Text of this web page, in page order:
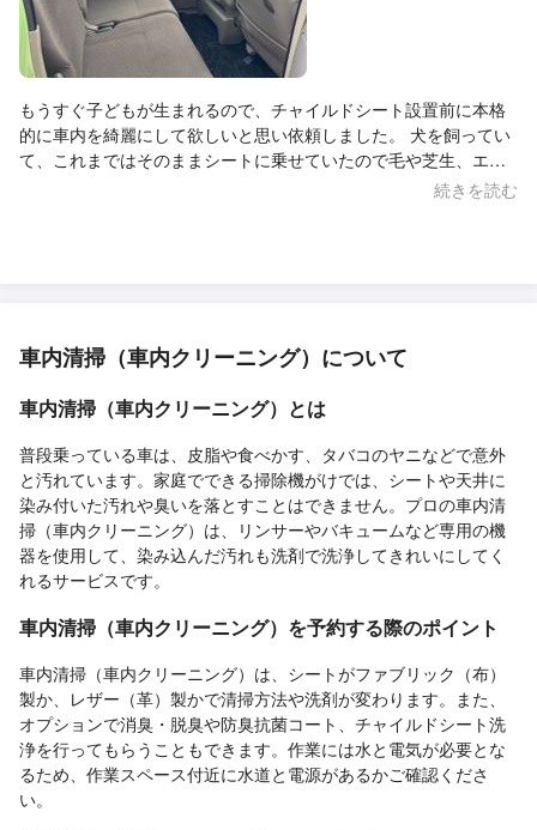
もうすぐ子どもが生まれるので、チャイルドシート設置前に本格
的に車内を綺麗にして欲しいと思い依頼しました。 犬を飼ってい
て、これまではそのままシートに乗せていたので毛や芝生、エサ
などでかなり汚れていて、4時間ほどかけて座席まで外して車内丸
続きを読む
車内清掃（車内クリーニング）について
車内清掃（車内クリーニング）とは
普段乗っている車は、皮脂や食べかす、タバコのヤニなどで意外
と汚れています。家庭でできる掃除機がけでは、シートや天井に
染み付いた汚れや臭いを落とすことはできません。プロの車内清
掃（車内クリーニング）は、リンサーやバキュームなど専用の機
器を使用して、染み込んだ汚れも洗剤で洗浄してきれいにしてく
れるサービスです。
車内清掃（車内クリーニング）を予約する際のポイント
車内清掃（車内クリーニング）は、シートがファブリック（布）
製か、レザー（革）製かで清掃方法や洗剤が変わります。また、
オプションで消臭・脱臭や防臭抗菌コート、チャイルドシート洗
浄を行ってもらうこともできます。作業には水と電気が必要とな
るため、作業スペース付近に水道と電源があるかご確認くださ
い。